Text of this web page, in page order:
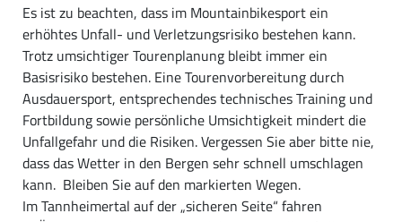
Es ist zu beachten, dass im Mountainbikesport ein
erhöhtes Unfall- und Verletzungsrisiko bestehen kann.
Trotz umsichtiger Tourenplanung bleibt immer ein
Basisrisiko bestehen. Eine Tourenvorbereitung durch
Ausdauersport, entsprechendes technisches Training und
Fortbildung sowie persönliche Umsichtigkeit mindert die
Unfallgefahr und die Risiken. Vergessen Sie aber bitte nie,
dass das Wetter in den Bergen sehr schnell umschlagen
kann. Bleiben Sie auf den markierten Wegen.
Im Tannheimertal auf der „sicheren Seite“ fahren